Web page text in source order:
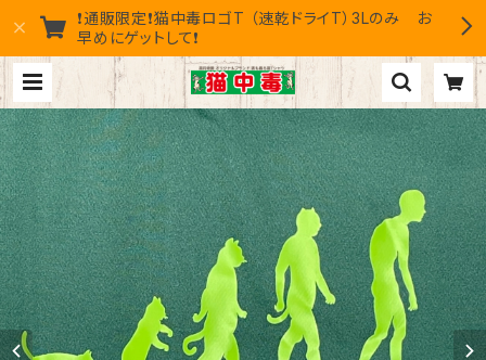
❗通販限定❗猫中毒ロゴT （速乾ドライT）3Lのみ お
早めにゲットして❗